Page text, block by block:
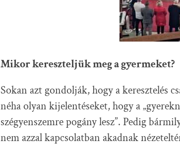
Mikor kereszteljük meg a gyermeket?
Sokan azt gondolják, hogy a keresztelés
néha olyan kijelentéseket, hogy a
szégyenszemre pogány lesz”. Pedig
nem azzal kapcsolatban akadnak